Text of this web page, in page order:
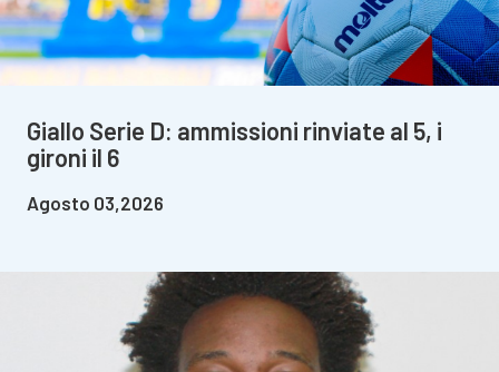
Giallo Serie D: ammissioni rinviate al 5, i
gironi il 6
Agosto 03,2026